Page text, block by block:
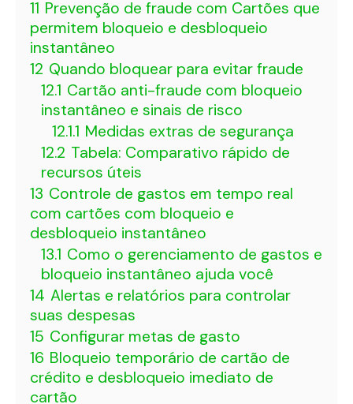
11 Prevenção de fraude com Cartões que
permitem bloqueio e desbloqueio
instantâneo
12 Quando bloquear para evitar fraude
12.1 Cartão anti-fraude com bloqueio
instantâneo e sinais de risco
12.1.1 Medidas extras de segurança
12.2 Tabela: Comparativo rápido de
recursos úteis
13 Controle de gastos em tempo real
com cartões com bloqueio e
desbloqueio instantâneo
13.1 Como o gerenciamento de gastos e
bloqueio instantâneo ajuda você
14 Alertas e relatórios para controlar
suas despesas
15 Configurar metas de gasto
16 Bloqueio temporário de cartão de
crédito e desbloqueio imediato de
cartão